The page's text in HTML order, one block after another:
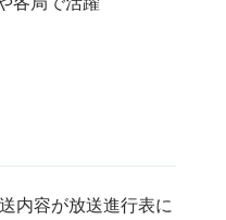
内容が放送進行表に